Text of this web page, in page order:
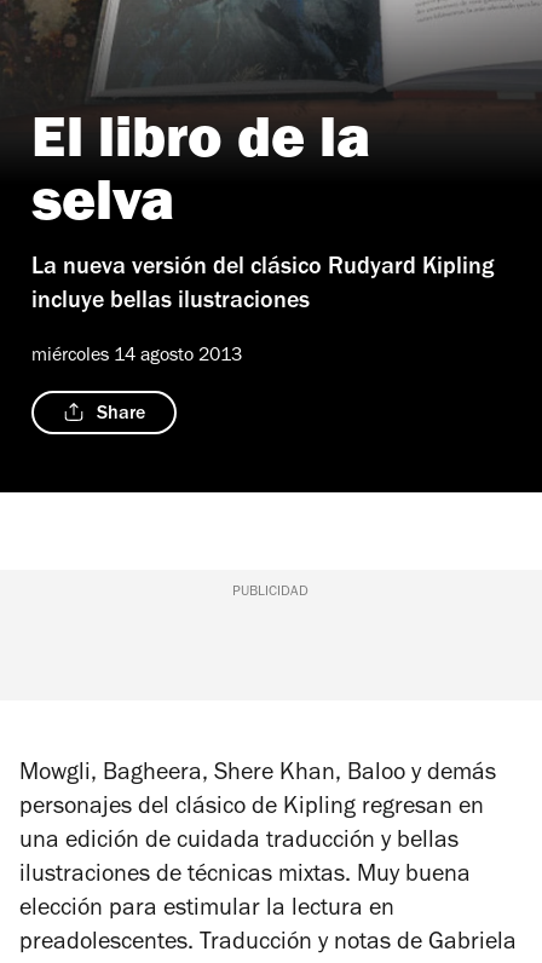
El libro de la
selva
La nueva versión del clásico Rudyard Kipling
incluye bellas ilustraciones
miércoles 14 agosto 2013
Share
PUBLICIDAD
Mowgli, Bagheera, Shere Khan, Baloo y demás
personajes del clásico de Kipling regresan en
una edición de cuidada traducción y bellas
ilustraciones de técnicas mixtas. Muy buena
elección para estimular la lectura en
preadolescentes. Traducción y notas de Gabriela